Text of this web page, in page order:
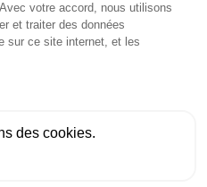
votre accord, nous utilisons
et traiter des données
sur ce site internet, et les
des cookies.